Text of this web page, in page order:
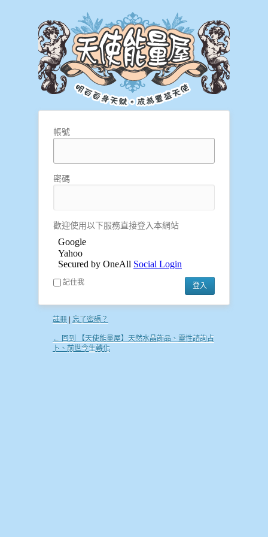
帳號
密碼
歡迎使用以下服務直接登入本網站
記住我
註冊 忘了密碼？
← 回到 【天使能量屋】天然水晶飾品、靈性諮詢占
卜、前世今生轉化